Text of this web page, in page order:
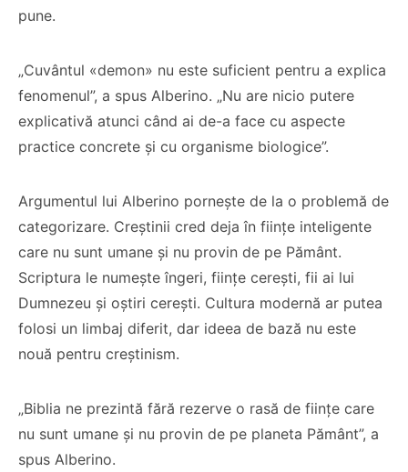
pune.
„Cuvântul «demon» nu este suficient pentru a explica
fenomenul”, a spus Alberino. „Nu are nicio putere
explicativă atunci când ai de-a face cu aspecte
practice concrete și cu organisme biologice”.
Argumentul lui Alberino pornește de la o problemă de
categorizare. Creștinii cred deja în ființe inteligente
care nu sunt umane și nu provin de pe Pământ.
Scriptura le numește îngeri, ființe cerești, fii ai lui
Dumnezeu și oștiri cerești. Cultura modernă ar putea
folosi un limbaj diferit, dar ideea de bază nu este
nouă pentru creștinism.
„Biblia ne prezintă fără rezerve o rasă de ființe care
nu sunt umane și nu provin de pe planeta Pământ”, a
spus Alberino.